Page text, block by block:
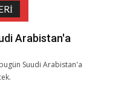
Arabistan'a
Suudi Arabistan'a